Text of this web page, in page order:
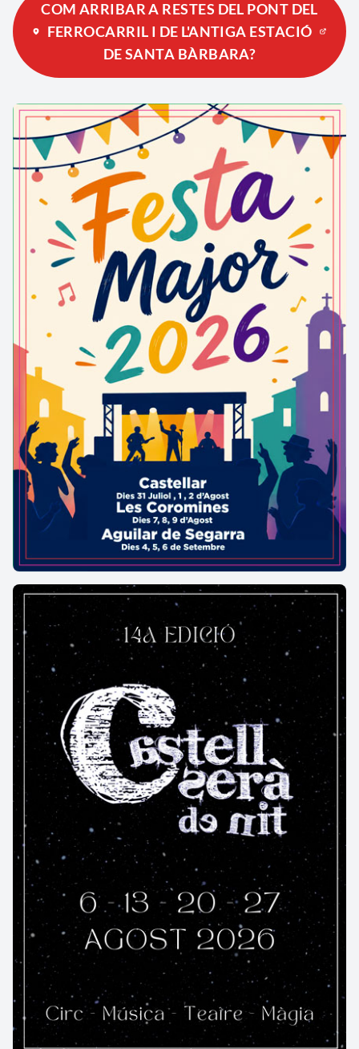
COM ARRIBAR A RESTES DEL PONT DEL
FERROCARRIL I DE L'ANTIGA ESTACIÓ
DE SANTA BÀRBARA?